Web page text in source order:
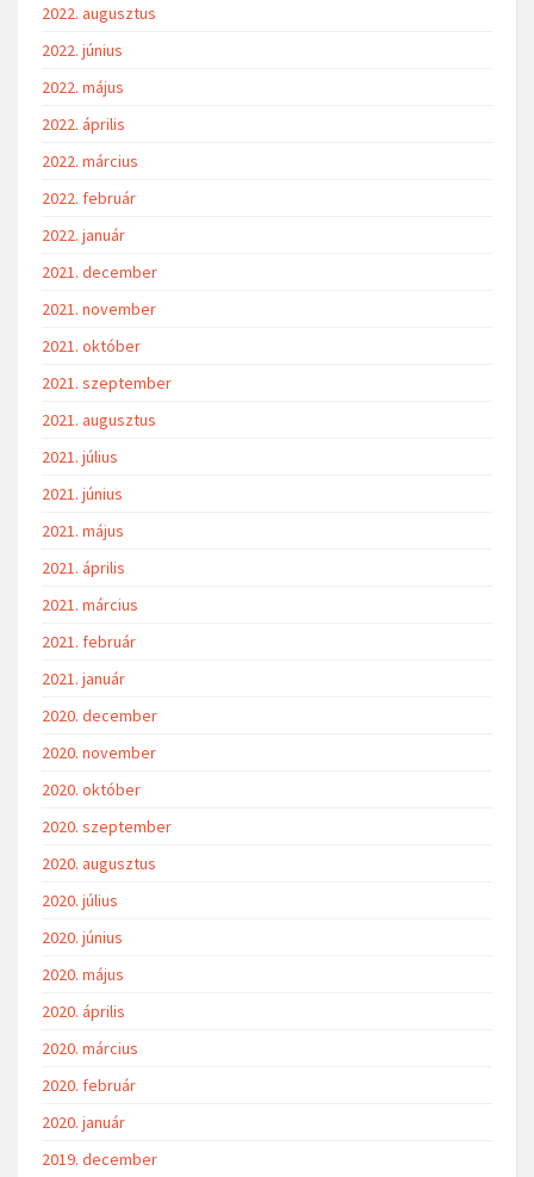
2022. augusztus
2022. június
2022. május
2022. április
2022. március
2022. február
2022. január
2021. december
2021. november
2021. október
2021. szeptember
2021. augusztus
2021. július
2021. június
2021. május
2021. április
2021. március
2021. február
2021. január
2020. december
2020. november
2020. október
2020. szeptember
2020. augusztus
2020. július
2020. június
2020. május
2020. április
2020. március
2020. február
2020. január
2019. december